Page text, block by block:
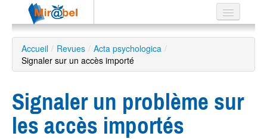
Le réseau
Soutien
Accueil / Revues / Acta psychologica /
Signaler sur un accès importé
Signaler un problème sur
les accès importés